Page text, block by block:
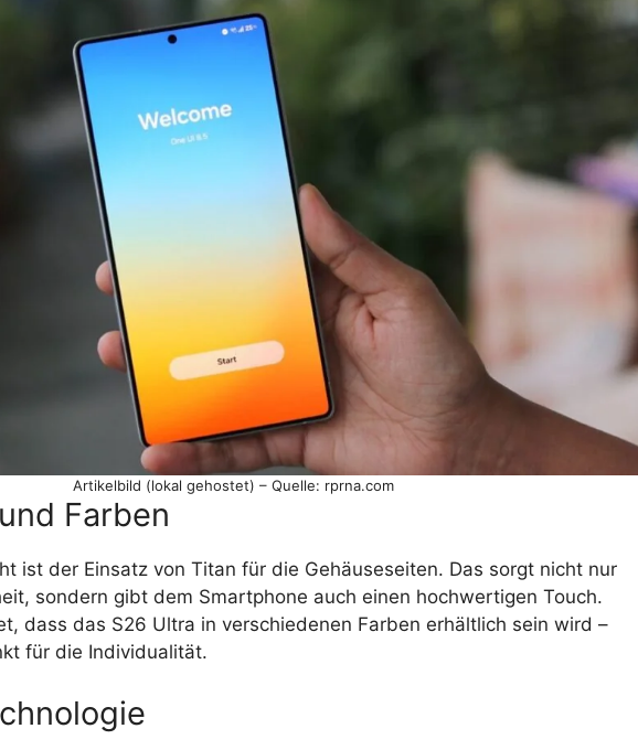
Artikelbild (lokal gehostet) – Quelle: rprna.com
Farben
ist der Einsatz von Titan für die Gehäuseseiten. Das sorgt nicht nur
sondern gibt dem Smartphone auch einen hochwertigen Touch.
dass das S26 Ultra in verschiedenen Farben erhältlich sein wird –
für die Individualität.